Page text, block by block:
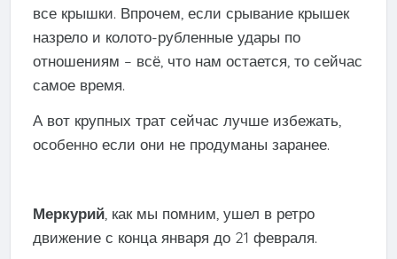
все крышки. Впрочем, если срывание крышек
назрело и колото-рубленные удары по
отношениям – всё, что нам остается, то сейчас
самое время.
А вот крупных трат сейчас лучше избежать,
особенно если они не продуманы заранее.
Меркурий, как мы помним, ушел в ретро
движение с конца января до 21 февраля.